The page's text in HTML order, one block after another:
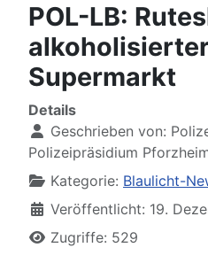
POL-LB:
Supermarkt
Details
Geschrieben von:
Polizeipräsidium
Kategorie: Blaulicht-
Veröffentlicht: 19.
Zugriffe: 529